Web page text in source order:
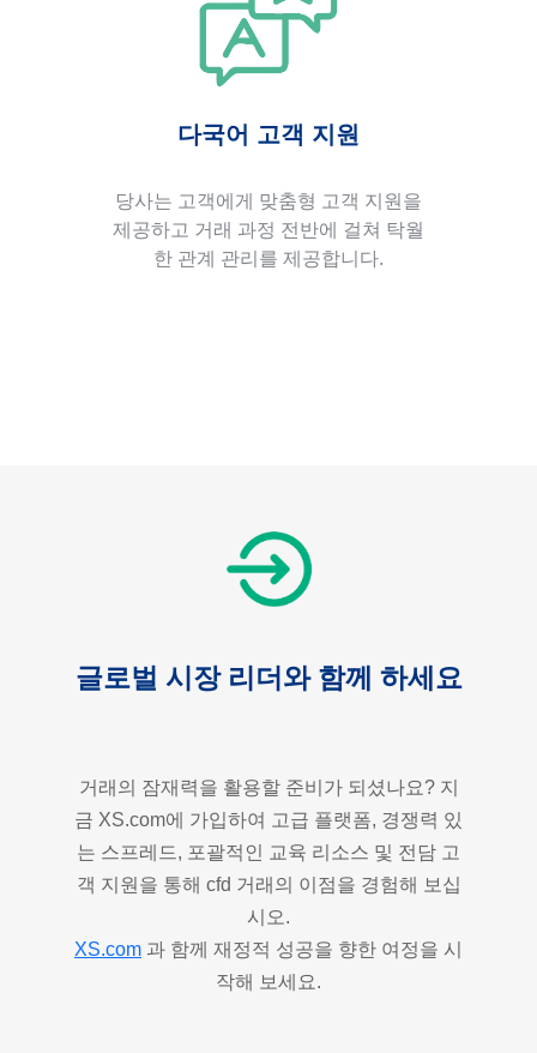
다국어 고객 지원
당사는 고객에게 맞춤형 고객 지원을
제공하고 거래 과정 전반에 걸쳐 탁월
한 관계 관리를 제공합니다.
글로벌 시장 리더와 함께 하세요
거래의 잠재력을 활용할 준비가 되셨나요? 지
금 XS.com에 가입하여 고급 플랫폼, 경쟁력 있
는 스프레드, 포괄적인 교육 리소스 및 전담 고
객 지원을 통해 cfd 거래의 이점을 경험해 보십
시오.
XS.com 과 함께 재정적 성공을 향한 여정을 시
작해 보세요.